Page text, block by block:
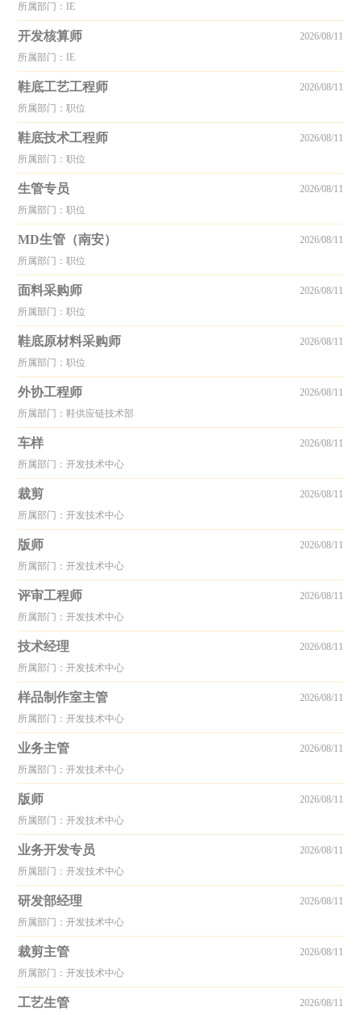
所属部门：IE
开发核算师
所属部门：IE
2026/08/11
鞋底工艺工程师
所属部门：职位
2026/08/11
鞋底技术工程师
所属部门：职位
2026/08/11
生管专员
所属部门：职位
2026/08/11
MD生管（南安）
所属部门：职位
2026/08/11
面料采购师
所属部门：职位
2026/08/11
鞋底原材料采购师
所属部门：职位
2026/08/11
外协工程师
所属部门：鞋供应链技术部
2026/08/11
车样
所属部门：开发技术中心
2026/08/11
裁剪
所属部门：开发技术中心
2026/08/11
版师
所属部门：开发技术中心
2026/08/11
评审工程师
所属部门：开发技术中心
2026/08/11
技术经理
所属部门：开发技术中心
2026/08/11
样品制作室主管
所属部门：开发技术中心
2026/08/11
业务主管
所属部门：开发技术中心
2026/08/11
版师
所属部门：开发技术中心
2026/08/11
业务开发专员
所属部门：开发技术中心
2026/08/11
研发部经理
所属部门：开发技术中心
2026/08/11
裁剪主管
所属部门：开发技术中心
2026/08/11
工艺生管 2026/08/11